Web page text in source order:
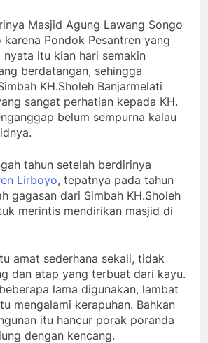
Masjid Agung Lawang Songo
Pondok Pesantren yang
nyata itu kian hari semakin
berdatangan, sehingga
KH.Sholeh Banjarmelati
sangat perhatian kepada KH.
belum sempurna kalau
tahun setelah berdirinya
Lirboyo, tepatnya pada tahun
gagasan dari Simbah KH.Sholeh
merintis mendirikan masjid di
amat sederhana sekali, tidak
dan atap yang terbuat dari kayu.
lama digunakan, lambat
mengalami kerapuhan. Bahkan
itu hancur porak poranda
dengan kencang.